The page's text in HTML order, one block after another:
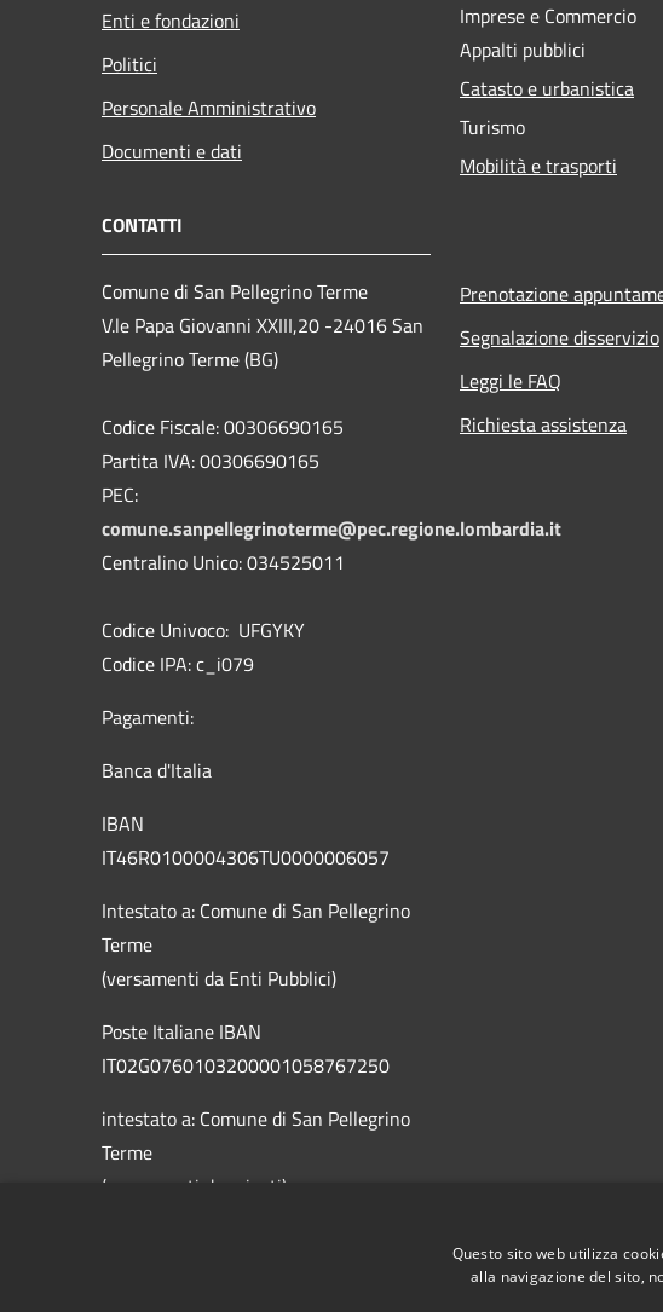
Enti e fondazioni
Politici
Personale Amministrativo
Documenti e dati
Imprese e Commercio
Appalti pubblici
Catasto e urbanistica
Turismo
Mobilità e trasporti
CONTATTI
Comune di San Pellegrino Terme
V.le Papa Giovanni XXIII,20 -24016 San
Pellegrino Terme (BG)
Codice Fiscale: 00306690165
Partita IVA: 00306690165
PEC:
comune.sanpellegrinoterme@pec.regione.lombardia.it
Centralino Unico: 034525011
Codice Univoco: UFGYKY
Codice IPA: c_i079
Pagamenti:
Banca d'Italia
IBAN
IT46R0100004306TU0000006057
Intestato a: Comune di San Pellegrino
Terme
(versamenti da Enti Pubblici)
Poste Italiane IBAN
IT02G0760103200001058767250
intestato a: Comune di San Pellegrino
Terme
(versamenti da privati)
Prenotazione
Segnalazione disservizio
Leggi le FAQ
Richiesta assistenza
Questo sito web utilizza
alla navigazione del sito,